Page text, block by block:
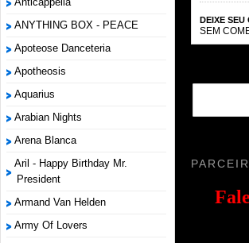
ANYTHING BOX - PEACE
Apoteose Danceteria
Apotheosis
Aquarius
Arabian Nights
Arena Blanca
Aril - Happy Birthday Mr.
President
Armand Van Helden
Army Of Lovers
DEIXE SEU
SEM